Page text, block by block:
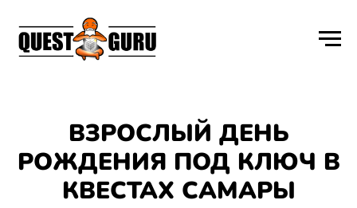
ВЗРОСЛЫЙ ДЕНЬ
РОЖДЕНИЯ ПОД КЛЮЧ В
КВЕСТАХ САМАРЫ